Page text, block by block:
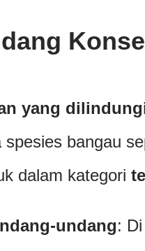
yang
bangau
dalam kategori
undang: